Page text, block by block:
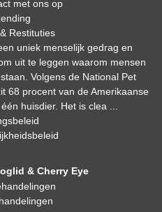
met ons op
Restituties
uniek menselijk gedrag en
uit te leggen waarom mensen
Volgens de National Pet
68 procent van de Amerikaanse
huisdier. Het is clea ...
& Cherry Eye